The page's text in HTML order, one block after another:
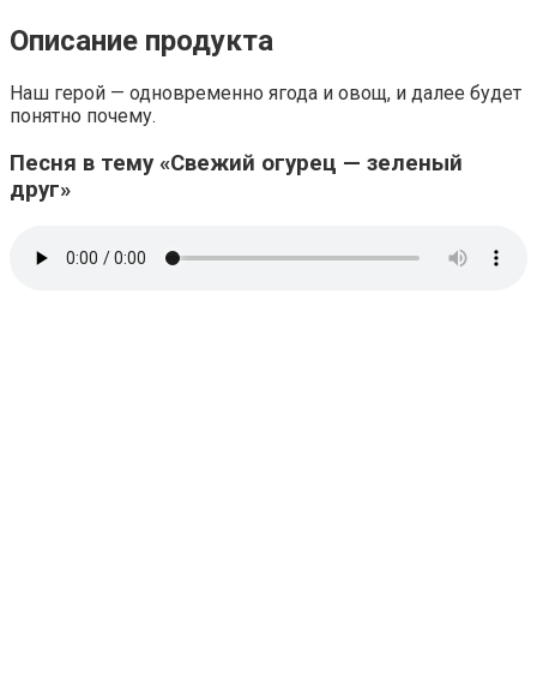
Описание продукта
Наш герой — одновременно ягода и овощ, и далее будет
понятно почему.
Песня в тему «Свежий огурец — зеленый
друг»